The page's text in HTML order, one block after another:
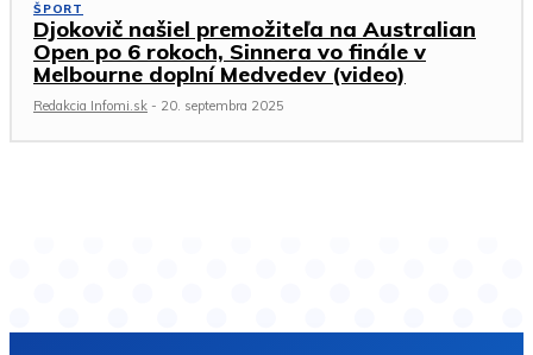
ŠPORT
Djokovič našiel premožiteľa na Australian
Open po 6 rokoch, Sinnera vo finále v
Melbourne doplní Medvedev (video)
Redakcia Infomi.sk - 20. septembra 2025